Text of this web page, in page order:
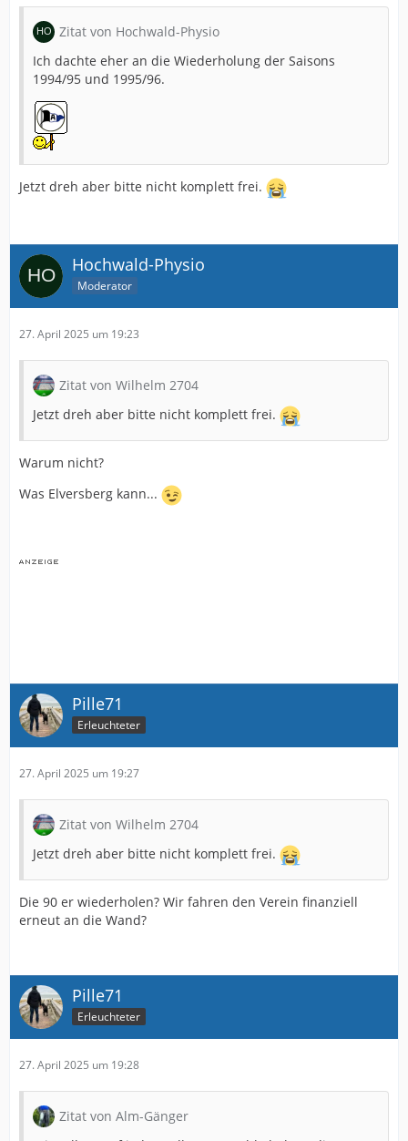
Zitat von Hochwald-Physio
Ich dachte eher an die Wiederholung der Saisons
1994/95 und 1995/96.
Jetzt dreh aber bitte nicht komplett frei.
Hochwald-Physio
Moderator
27. April 2025 um 19:23
Zitat von Wilhelm 2704
Jetzt dreh aber bitte nicht komplett frei.
Warum nicht?
Was Elversberg kann...
Pille71
Erleuchteter
27. April 2025 um 19:27
Zitat von Wilhelm 2704
Jetzt dreh aber bitte nicht komplett frei.
Die 90 er wiederholen? Wir fahren den Verein finanziell
erneut an die Wand?
Pille71
Erleuchteter
27. April 2025 um 19:28
Zitat von Alm-Gänger